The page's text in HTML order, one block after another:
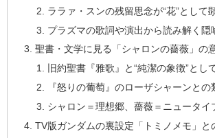
ララァ・スンの残留思念が“花”として
プラズマの歌詞や演出から読み解く隠
聖書・文学に見る「シャロンの薔薇」の
旧約聖書『雅歌』と“純潔の象徴”とし
『怒りの葡萄』のローザシャーンとの
シャロン＝理想郷、薔薇＝ニュータイ
TV版ガンダムの裏設定「トミノメモ」と